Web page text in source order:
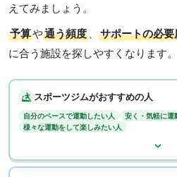
えてみましょう。
予算や通う頻度 、 サポートの必要
に合う施設を探しやすくなります。
スポーツジムがおすすめの人
自分のペースで運動したい人
安く・気軽に運
様々な運動をして楽しみたい人